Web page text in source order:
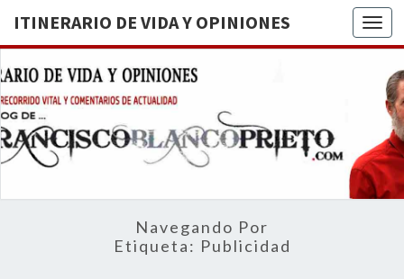
ITINERARIO DE VIDA Y OPINIONES
DE
BREVE
RECORRIDO
VITAL Y
ACTUALIDAD
Navegando Por
Etiqueta: Publicidad